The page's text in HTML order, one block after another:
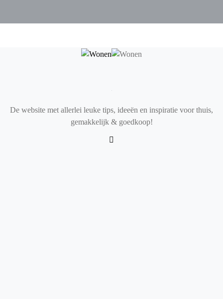
De website met allerlei leuke tips, ideeën en inspiratie voor thuis,
gemakkelijk & goedkoop!